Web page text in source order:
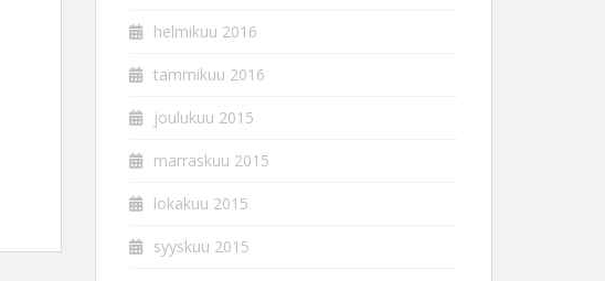
helmikuu 2016
tammikuu 2016
joulukuu 2015
marraskuu 2015
lokakuu 2015
syyskuu 2015